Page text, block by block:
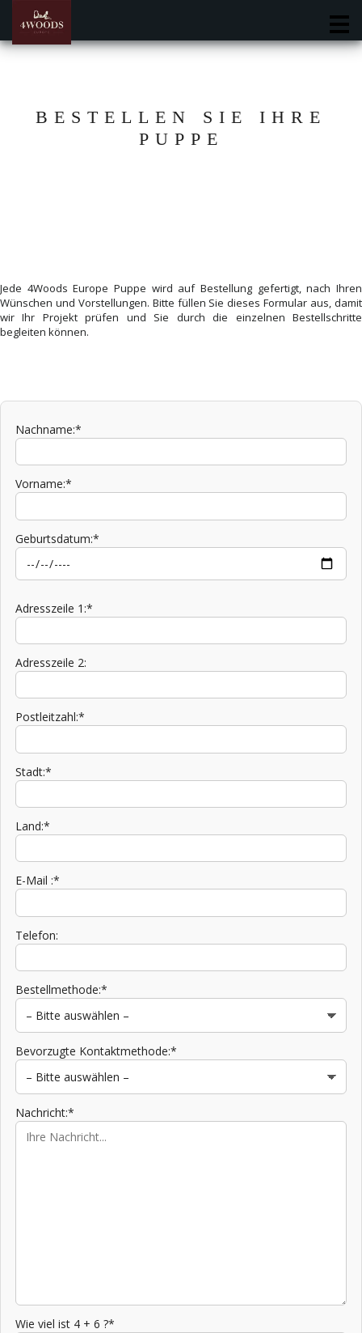
BESTELLEN SIE IHRE
PUPPE
Jede 4Woods Europe Puppe wird auf Bestellung gefertigt, nach Ihren
Wünschen und Vorstellungen. Bitte füllen Sie dieses Formular aus, damit
wir Ihr Projekt prüfen und Sie durch die einzelnen Bestellschritte
begleiten können.
Nachname:*
Vorname:*
Geburtsdatum:*
Adresszeile 1:*
Adresszeile 2:
Postleitzahl:*
Stadt:*
Land:*
E-Mail :*
Telefon:
Bestellmethode:*
Bevorzugte Kontaktmethode:*
Nachricht:*
Wie viel ist 4 + 6 ?*